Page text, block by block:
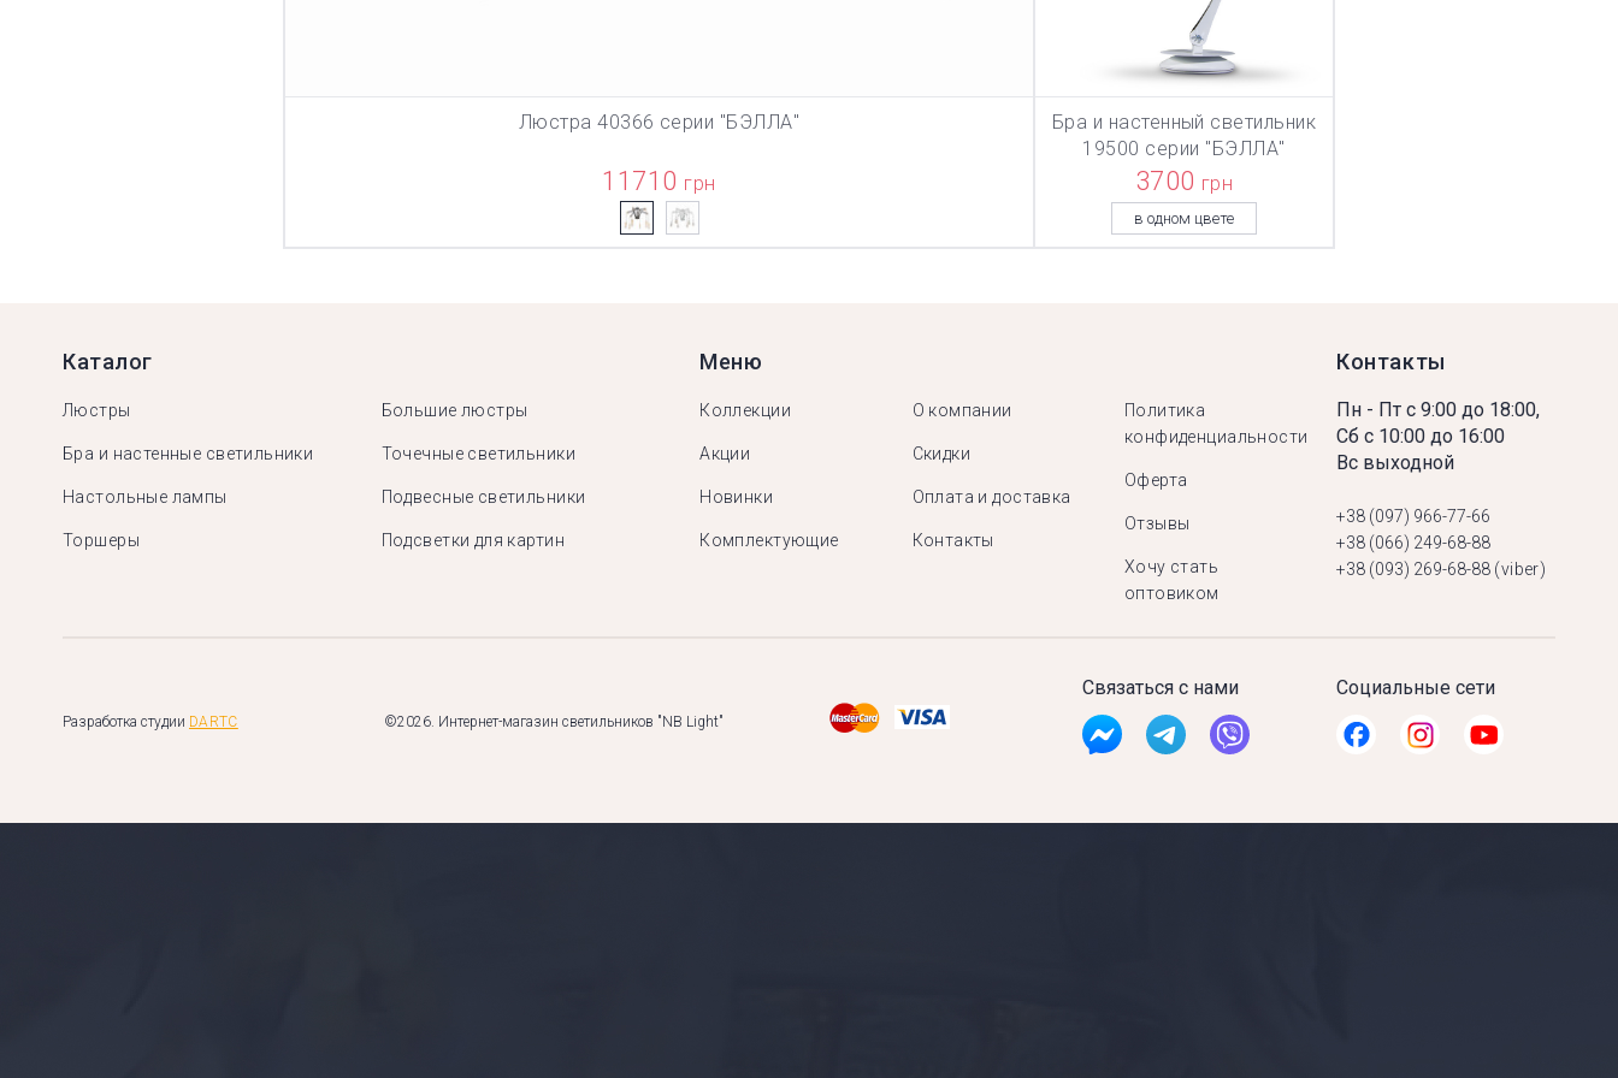
ТОВАР ДОБАВЛЕН В КОРЗИНУ
В КОРЗИНУ
Люстра 40366 серии "БЭЛЛА"
11710 грн
В КОРЗИНУ
Бра и настенный светильник
19500 серии "БЭЛЛА"
3700 грн
в одном цвете
Каталог
Люстры
Бра и настенные светильники
Настольные лампы
Торшеры
Большие люстры
Точечные светильники
Подвесные светильники
Подсветки для картин
Меню
Коллекции
Акции
Новинки
Комплектующие
О компании
Скидки
Оплата и доставка
Контакты
Политика
конфиденциальности
Оферта
Отзывы
Хочу стать
оптовиком
Контакты
Пн - Пт с 9:00 до 18:00,
Сб с 10:00 до 16:00
Вс выходной
+38 (097) 966-77-66
+38 (066) 249-68-88
+38 (093) 269-68-88 (viber)
Разработка студии DARTC ©2026. Интернет-магазин светильников "NB Light"
Связаться с нами Социальные сети